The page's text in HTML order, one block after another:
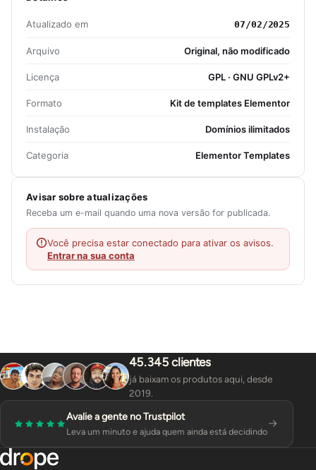
Atualizado em 07/02/2025
Arquivo Original, não modificado
Licença GPL · GNU GPLv2+
Formato Kit de templates Elementor
Instalação Domínios ilimitados
Categoria Elementor Templates
Avisar sobre atualizações
Receba um e-mail quando uma nova versão for publicada.
Você precisa estar conectado para ativar os avisos.
Entrar na sua conta
45.345 clientes
já baixam os produtos aqui, desde
2019.
Avalie a gente no Trustpilot
Leva um minuto e ajuda quem ainda está decidindo